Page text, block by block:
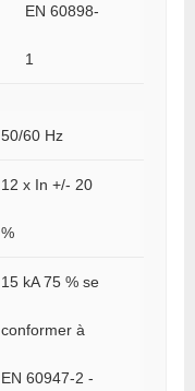
EN 60898-
1
50/60 Hz
12 x In +/- 20
%
15 kA 75 % se
conformer à
EN 60947-2 -